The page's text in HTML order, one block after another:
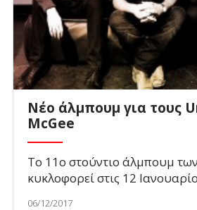
Νέο άλμπουμ για τους
McGee
Το 11ο στούντιο άλμπουμ
κυκλοφορεί στις 12
06/12/2017